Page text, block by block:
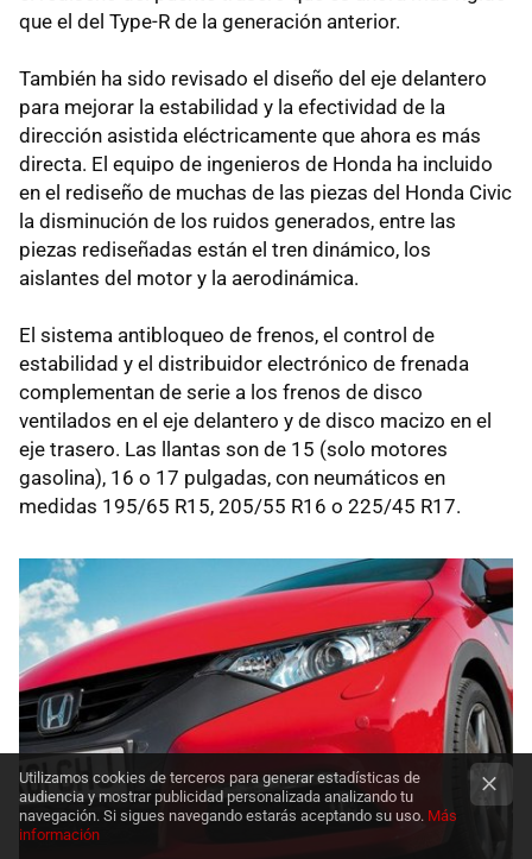
que el del Type-R de la generación anterior.
También ha sido revisado el diseño del eje delantero
para mejorar la estabilidad y la efectividad de la
dirección asistida eléctricamente que ahora es más
directa. El equipo de ingenieros de Honda ha incluido
en el rediseño de muchas de las piezas del Honda Civic
la disminución de los ruidos generados, entre las
piezas rediseñadas están el tren dinámico, los
aislantes del motor y la aerodinámica.
El sistema antibloqueo de frenos, el control de
estabilidad y el distribuidor electrónico de frenada
complementan de serie a los frenos de disco
ventilados en el eje delantero y de disco macizo en el
eje trasero. Las llantas son de 15 (solo motores
gasolina), 16 o 17 pulgadas, con neumáticos en
medidas 195/65 R15, 205/55 R16 o 225/45 R17.
Utilizamos cookies de terceros para generar estadísticas de
audiencia y mostrar publicidad personalizada analizando tu
navegación. Si sigues navegando estarás aceptando su uso. Más
información